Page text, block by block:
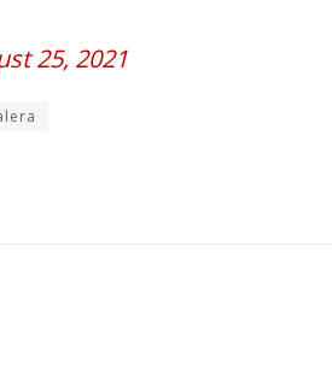
25, 2021